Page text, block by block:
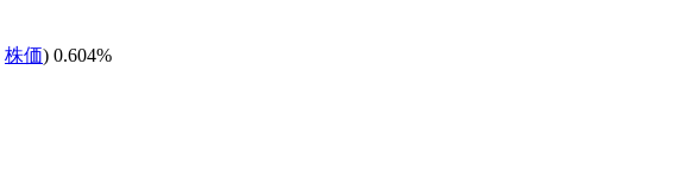
株価) 0.604%